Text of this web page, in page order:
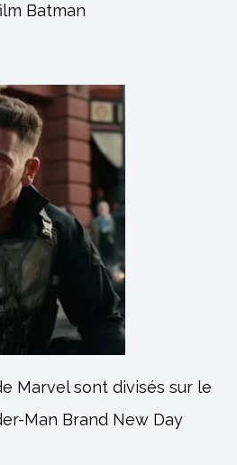
Batman
Marvel sont divisés sur le
Man Brand New Day